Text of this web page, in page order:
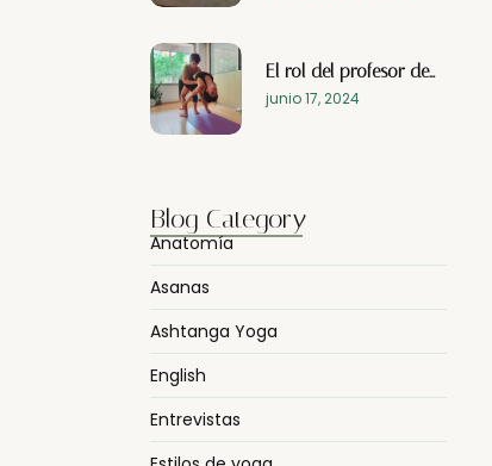
El rol del profesor de…
junio 17, 2024
Blog Category
Anatomía
Asanas
Ashtanga Yoga
English
Entrevistas